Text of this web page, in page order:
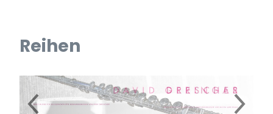
Reihen